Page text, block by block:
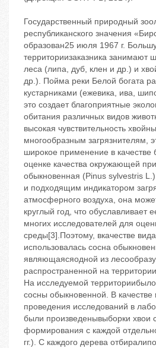
Государственный природный
республиканского значения
образован25 июля 1967 г.
территориизаказника занимают
леса (липа, дуб, клен и др.) и
др.). Пойма реки Белой богата
кустарниками (ежевика, ива,
это создает благоприятные
обитания различных видов
высокая чувствительность
многообразным загрязнителям,
широкое применение в качестве
оценке качества окружающей
обыкнoвенная (Pinus sylvestris
и подходящим индикатором
атмосферного воздуха, она
круглый год, что обуславливает
многих исследователей для
среды[3].Поэтому, вкачестве
использовалась сосна
являющаясяодной из
распространенной на
На исследуемой
сосны обыкновенной. В
проведения исследований в
были произведенывыборки хвои
формирования с каждой
гг.). С каждого дерева